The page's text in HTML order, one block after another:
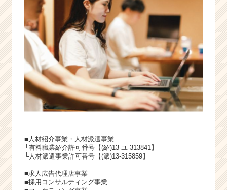
■人材紹介事業・人材派遣事業
└有料職業紹介許可番号【(紹)13-ユ-313841】
└人材派遣事業許可番号【(派)13-315859】
■求人広告代理店事業
■採用コンサルティング事業